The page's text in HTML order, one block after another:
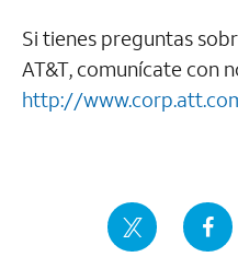
Si tienes preguntas
AT&T, comunícate con
http://